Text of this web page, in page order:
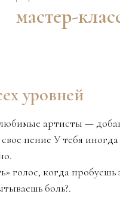
мастер-
уровней
артисты —
пение У тебя
голос, когда
боль?.